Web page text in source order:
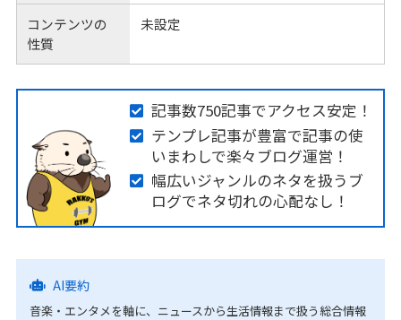
コンテンツの
性質
未設定
記事数750記事でアクセス安定！
テンプレ記事が豊富で記事の使
いまわしで楽々ブログ運営！
幅広いジャンルのネタを扱うブ
ログでネタ切れの心配なし！
AI要約
音楽・エンタメを軸に、ニュースから生活情報まで扱う総合情報